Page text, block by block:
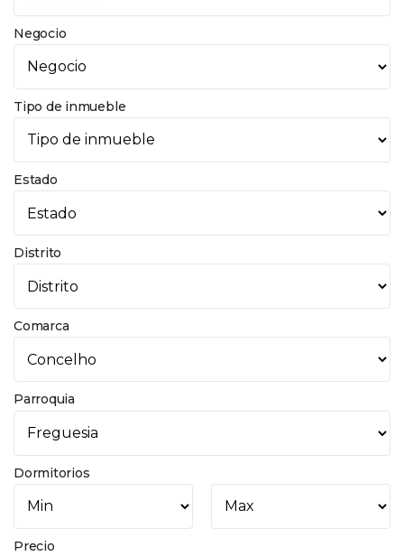
Negocio
Tipo de inmueble
Estado
Distrito
Comarca
Parroquia
Dormitorios
Precio